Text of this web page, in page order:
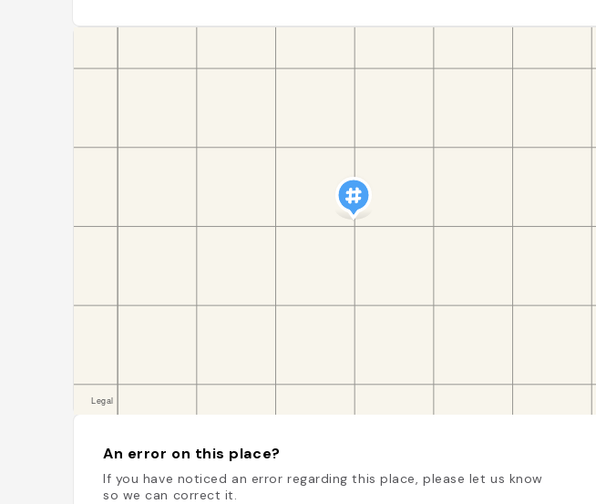
An error on this place?
If you have noticed an error regarding this place, please let us know
so we can correct it.